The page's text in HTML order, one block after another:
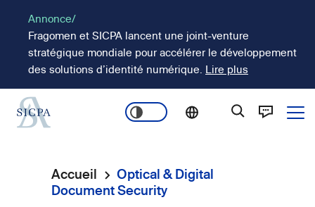
contenu
principal
Annonce/
Fragomen et SICPA lancent une joint-venture
stratégique mondiale pour accélérer le développement
des solutions d’identité numérique. Lire plus
Main
navigation
Fil
Accueil
Optical & Digital
Document Security